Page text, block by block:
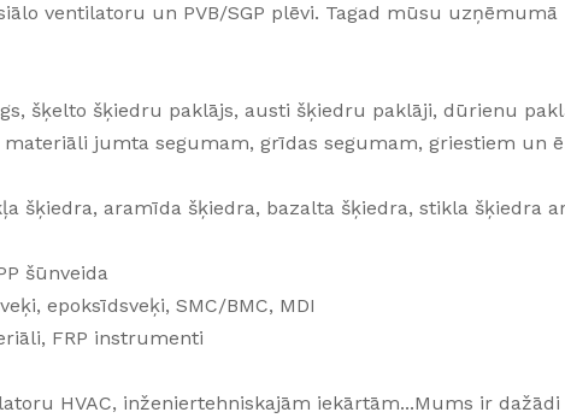
ventilatoru un PVB/SGP plēvi. Tagad mūsu uzņēmumā
šķelto šķiedru paklājs, austi šķiedru paklāji, dūrienu
jumta segumam, grīdas segumam, griestiem un
šķiedra, aramīda šķiedra, bazalta šķiedra, stikla šķiedra
šūnveida
epoksīdsveķi, SMC/BMC, MDI
FRP instrumenti
HVAC, inženiertehniskajām iekārtām...Mums ir dažādi